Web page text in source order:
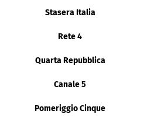
Stasera Italia
Rete 4
Quarta Repubblica
Canale 5
Pomeriggio Cinque